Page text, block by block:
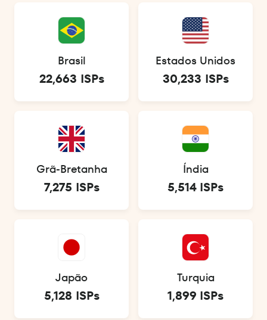
Brasil
22,663 ISPs
Estados Unidos
30,233 ISPs
Grã-Bretanha
7,275 ISPs
Índia
5,514 ISPs
Japão
5,128 ISPs
Turquia
1,899 ISPs